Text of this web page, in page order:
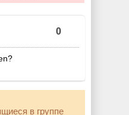
0
в группе